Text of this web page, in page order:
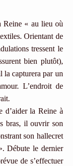
Reine « au lieu où
Orientant de
tressent le
bien plutôt),
la capturera par un
L’endroit de
la Reine à
bras, il ouvrir son
son hallecret
Débute le dernier
de s’effectuer